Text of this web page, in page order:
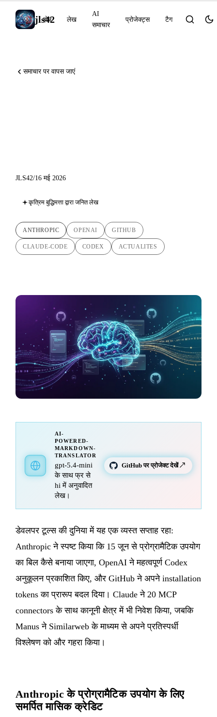
jls42
होम लेख
AI
समाचार
प्रोजेक्ट्स टैग
समाचार पर वापस जाएं
JLS42/16 मई 2026
कृत्रिम बुद्धिमत्ता द्वारा जनित लेख
ANTHROPIC OPENAI GITHUB
CLAUDE-CODE CODEX ACTUALITES
AI-
POWERED-
MARKDOWN-
TRANSLATOR
gpt-5.4-mini
के साथ फ्र से
hi में अनुवादित
लेख।
GitHub पर प्रोजेक्ट देखें ↗
डेवलपर टूल्स की दुनिया में यह एक व्यस्त सप्ताह रहा:
Anthropic ने स्पष्ट किया कि 15 जून से प्रोग्रामैटिक उपयोग
का बिल कैसे बनाया जाएगा, OpenAI ने महत्वपूर्ण Codex
अनुकूलन प्रकाशित किए, और GitHub ने अपने installation
tokens का प्रारूप बदल दिया। Claude ने 20 MCP
connectors के साथ कानूनी क्षेत्र में भी निवेश किया, जबकि
Manus ने Similarweb के माध्यम से अपने प्रतिस्पर्धी
विश्लेषण को और गहरा किया।
Anthropic के प्रोग्रामैटिक उपयोग के लिए
समर्पित मासिक क्रेडिट